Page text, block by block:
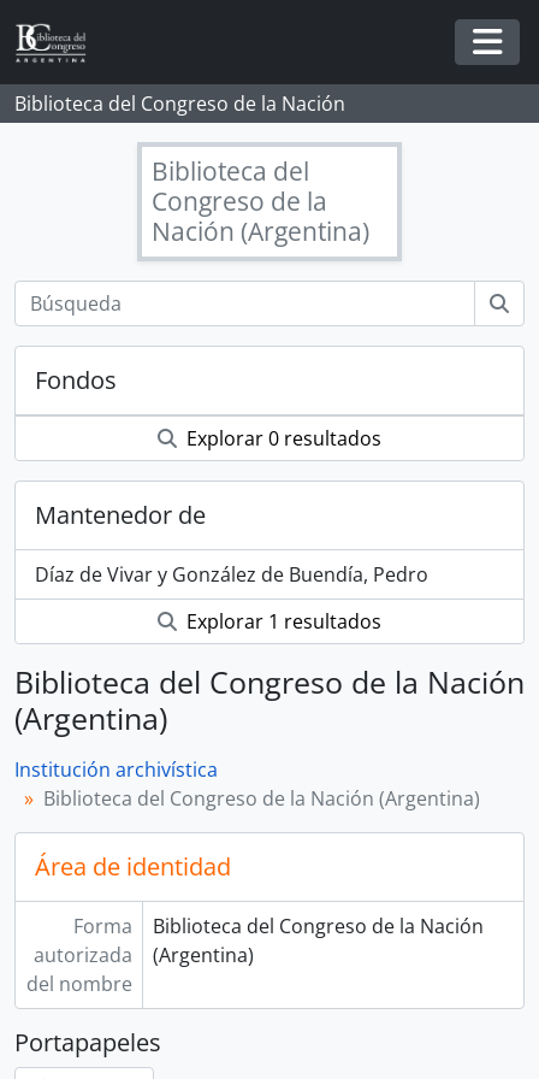
Skip to main content
Biblioteca del Congreso de la Nación
Biblioteca del
Congreso de la
Nación (Argentina)
Fondos
Explorar 0 resultados
Mantenedor de
Díaz de Vivar y González de Buendía, Pedro
Explorar 1 resultados
Biblioteca del Congreso de la Nación
(Argentina)
Institución archivística
Biblioteca del Congreso de la Nación (Argentina)
Área de identidad
Forma
autorizada
del nombre
Biblioteca del Congreso de la Nación
(Argentina)
Portapapeles